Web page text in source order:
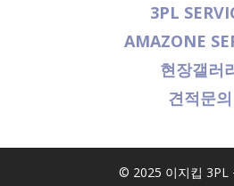
3PL
AMAZONE
현장갤러
견적문의
© 2025 이지킵 3PL